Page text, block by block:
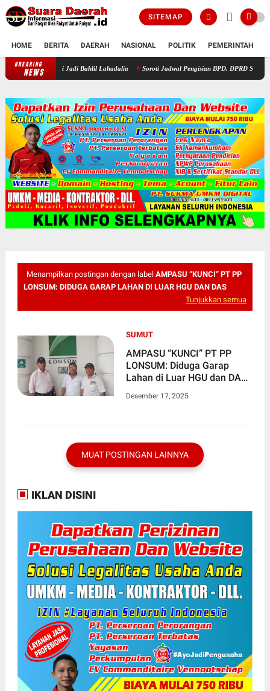
SITEMAP
HOME BERITA DAERAH NASIONAL POLITIK PEMERINTAH
BREAKING
NEWS
di Hari Jadi Bahlil Lahadalia Soroti Jadwal Pengisian BPD, DPRD Sragen
Menampilkan postingan dengan label AMPASU “KUNCI” PT PP
LONSUM: DIDUGA GARAP LAHAN DI LUAR HGU DAN DAS
Tunjukkan semua
SUMUT
AMPASU “KUNCI” PT PP
LONSUM: Diduga Garap
Lahan di Luar HGU dan DAS,
Desember 17, 2025
MUAT POSTINGAN LAINNYA
IKLAN DISINI